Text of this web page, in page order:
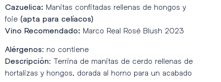
Cazuelica: Manitas confitadas rellenas de hongos y
foie (apta para celíacos)
Vino Recomendado: Marco Real Rosé Blush 2023
Alérgenos: no contiene
Descripción: Terrina de manitas de cerdo rellenas de
hortalizas y hongos, dorada al horno para un acabado